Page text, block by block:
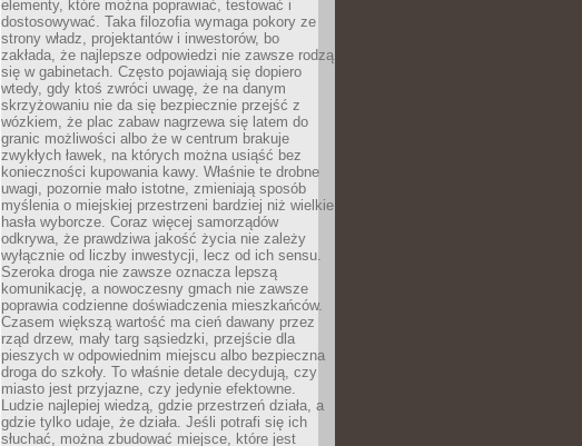
elementy, które można poprawiać, testować i
dostosowywać. Taka filozofia wymaga pokory ze
strony władz, projektantów i inwestorów, bo
zakłada, że najlepsze odpowiedzi nie zawsze rodzą
się w gabinetach. Często pojawiają się dopiero
wtedy, gdy ktoś zwróci uwagę, że na danym
skrzyżowaniu nie da się bezpiecznie przejść z
wózkiem, że plac zabaw nagrzewa się latem do
granic możliwości albo że w centrum brakuje
zwykłych ławek, na których można usiąść bez
konieczności kupowania kawy. Właśnie te drobne
uwagi, pozornie mało istotne, zmieniają sposób
myślenia o miejskiej przestrzeni bardziej niż wielkie
hasła wyborcze. Coraz więcej samorządów
odkrywa, że prawdziwa jakość życia nie zależy
wyłącznie od liczby inwestycji, lecz od ich sensu.
Szeroka droga nie zawsze oznacza lepszą
komunikację, a nowoczesny gmach nie zawsze
poprawia codzienne doświadczenia mieszkańców.
Czasem większą wartość ma cień dawany przez
rząd drzew, mały targ sąsiedzki, przejście dla
pieszych w odpowiednim miejscu albo bezpieczna
droga do szkoły. To właśnie detale decydują, czy
miasto jest przyjazne, czy jedynie efektowne.
Ludzie najlepiej wiedzą, gdzie przestrzeń działa, a
gdzie tylko udaje, że działa. Jeśli potrafi się ich
słuchać, można zbudować miejsce, które jest